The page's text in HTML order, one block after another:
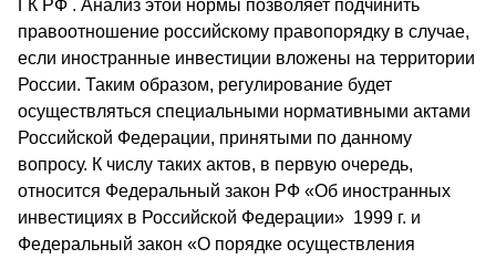
ГК РФ . Анализ этой нормы позволяет подчинить
правоотношение российскому правопорядку в случае,
если иностранные инвестиции вложены на территории
России. Таким образом, регулирование будет
осуществляться специальными нормативными актами
Российской Федерации, принятыми по данному
вопросу. К числу таких актов, в первую очередь,
относится Федеральный закон РФ «Об иностранных
инвестициях в Российской Федерации» 1999 г. и
Федеральный закон «О порядке осуществления